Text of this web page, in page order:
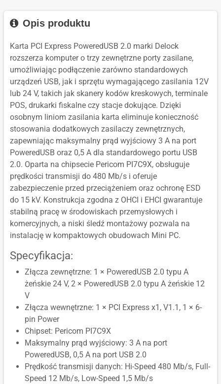
Opis produktu
Karta PCI Express PoweredUSB 2.0 marki Delock
rozszerza komputer o trzy zewnętrzne porty zasilane,
umożliwiając podłączenie zarówno standardowych
urządzeń USB, jak i sprzętu wymagającego zasilania 12V
lub 24 V, takich jak skanery kodów kreskowych, terminale
POS, drukarki fiskalne czy stacje dokujące. Dzięki
osobnym liniom zasilania karta eliminuje konieczność
stosowania dodatkowych zasilaczy zewnętrznych,
zapewniając maksymalny prąd wyjściowy 3 A na port
PoweredUSB oraz 0,5 A dla standardowego portu USB
2.0. Oparta na chipsecie Pericom PI7C9X, obsługuje
prędkości transmisji do 480 Mb/s i oferuje
zabezpieczenie przed przeciążeniem oraz ochronę ESD
do 15 kV. Konstrukcja zgodna z OHCI i EHCI gwarantuje
stabilną pracę w środowiskach przemysłowych i
komercyjnych, a niski śledź montażowy pozwala na
instalację w kompaktowych obudowach Mini PC.
Specyfikacja:
Złącza zewnętrzne: 1 × PoweredUSB 2.0 typu A
żeńskie 24 V, 2 × PoweredUSB 2.0 typu A żeńskie 12
V
Złącza wewnętrzne: 1 × PCI Express x1, V1.1, 1 × 6-
pin Power
Chipset: Pericom PI7C9X
Maksymalny prąd wyjściowy: 3 A na port
PoweredUSB, 0,5 A na port USB 2.0
Prędkość transmisji danych: Hi-Speed 480 Mb/s, Full-
Speed 12 Mb/s, Low-Speed 1,5 Mb/s